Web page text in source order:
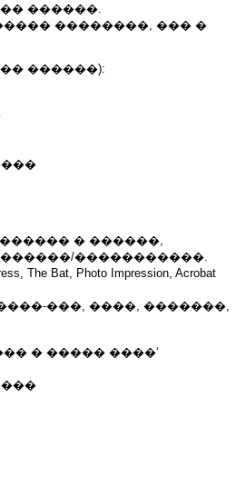
������.
��������, ��� �
������):
� ������,
�����������.
The Bat, Photo Impression, Acrobat
���, ����, �������,
� ����� ����ʻ